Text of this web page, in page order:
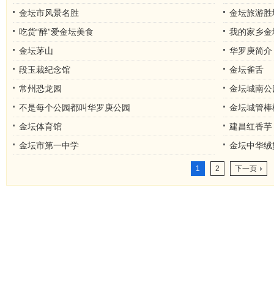
金坛市风景名胜
金坛旅游胜
吃货“醉”爱金坛美食
我的家乡金
金坛茅山
华罗庚简介
段玉裁纪念馆
金坛雀舌
常州恐龙园
金坛城南
不是每个公园都叫华罗庚公园
金坛城管棒
金坛体育馆
建昌红香芋
金坛市第一中学
金坛中华绒
1 2 下一页